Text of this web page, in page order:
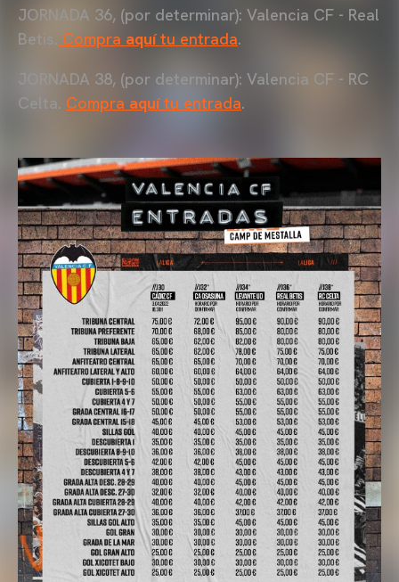
JORNADA 36, (por determinar): Valencia CF - Real
Betis. Compra aquítu entrada.
JORNADA 38, (por determinar): Valencia CF - RC
Celta. Compra aquítu entrada.